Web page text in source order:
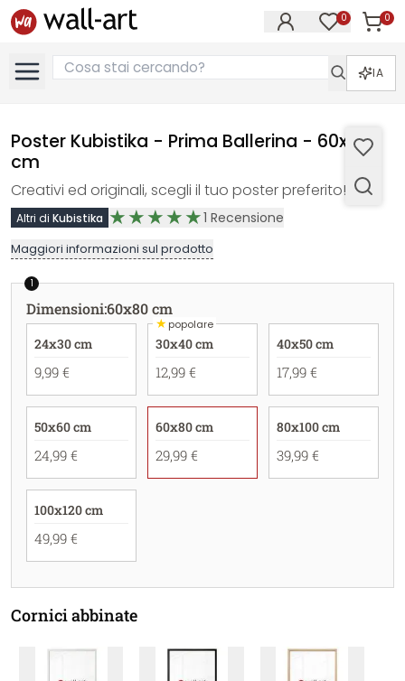
0 0
IA
Poster Kubistika - Prima Ballerina - 60x80
cm
Creativi ed originali, scegli il tuo poster preferito!
Altri di Kubistika 1 Recensione
Maggiori informazioni sul prodotto
1
Dimensioni:60x80 cm
24x30 cm
9,99 €
★popolare
30x40 cm
12,99 €
40x50 cm
17,99 €
50x60 cm
24,99 €
60x80 cm
29,99 €
80x100 cm
39,99 €
100x120 cm
49,99 €
Cornici abbinate